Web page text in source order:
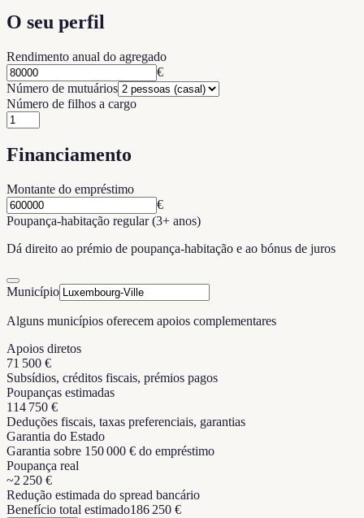
O seu perfil
Rendimento anual do agregado
€
Número de mutuários
Número de filhos a cargo
Financiamento
Montante do empréstimo
€
Poupança-habitação regular (3+ anos)
Dá direito ao prémio de poupança-habitação e ao bónus de juros
Município
Alguns municípios oferecem apoios complementares
Apoios diretos
71 500 €
Subsídios, créditos fiscais, prémios pagos
Poupanças estimadas
114 750 €
Deduções fiscais, taxas preferenciais, garantias
Garantia do Estado
Garantia sobre 150 000 € do empréstimo
Poupança real
~2 250 €
Redução estimada do spread bancário
Benefício total estimado186 250 €